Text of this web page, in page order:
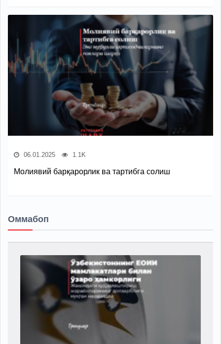
06.01.2025 1.1K
Молиявий барқарорлик ва тартибга солиш
Оммабоп